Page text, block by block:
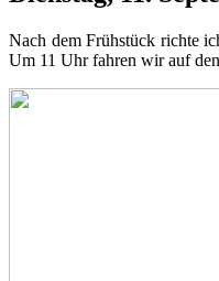
Nach dem Frühstück richte
Um 11 Uhr fahren wir auf